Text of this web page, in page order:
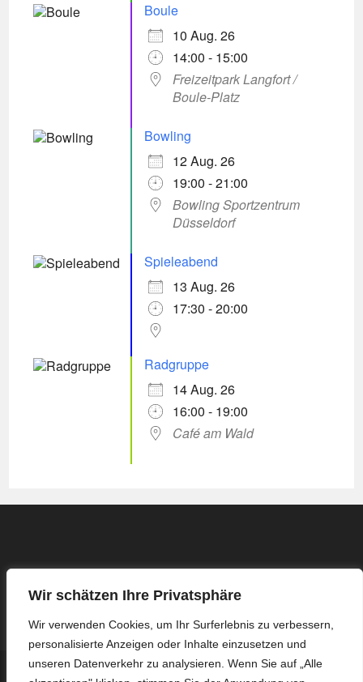
Wir schätzen Ihre Privatsphäre
Wir verwenden Cookies, um Ihr Surferlebnis zu verbessern,
personalisierte Anzeigen oder Inhalte einzusetzen und
unseren Datenverkehr zu analysieren. Wenn Sie auf „Alle
Boule
10 Aug. 26
14:00 - 15:00
Freizeitpark Langfort /
Boule-Platz
Bowling
12 Aug. 26
19:00 - 21:00
Bowling Sportzentrum
Düsseldorf
Spieleabend
13 Aug. 26
17:30 - 20:00
Radgruppe
14 Aug. 26
16:00 - 19:00
Café am Wald
Kontakt
Impressum / Datenschutzerklärung